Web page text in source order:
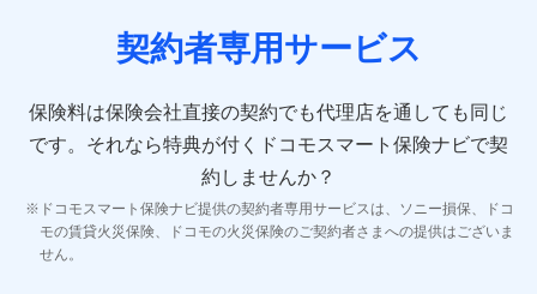
10.受託業務の 個人情報
11.マイカー通勤管理クラウド並びに法人向けASPサー
ビスに関してのお問い合わせ情報
各種お問い合わせに対応するため
当社のサービスに関する情報提供や、皆様に有用なお知らせ
をお送りするため
契約者専用サービス
保険料は保険会社直接の契約でも代理店を通しても同じ
です。 それなら特典が付くドコモスマート保険ナビで契
約しませんか？
ドコモスマート保険ナビ提供の契約者専用サービスは、ソニー損保、ドコ
モの賃貸火災保険、ドコモの火災保険のご契約者さまへの提供はございま
せん。